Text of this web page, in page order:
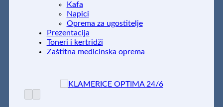
Kafa
Napici
Oprema za ugostitelje
Prezentacija
Toneri i kertridži
Zaštitna medicinska oprema